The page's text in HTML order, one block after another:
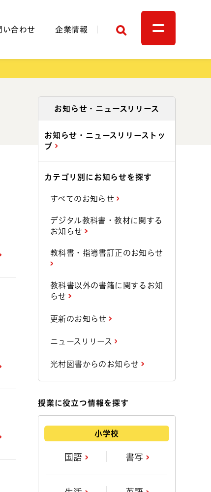
合わせ 企業情報 検索
お知らせ・ニュースリリース
お知らせ・ニュースリリーストッ
プ
カテゴリ別にお知らせを探す
すべてのお知らせ
デジタル教科書・教材に関する
お知らせ
教科書・指導書訂正のお知らせ
教科書以外の書籍に関するお知
らせ
更新のお知らせ
ニュースリリース
光村図書からのお知らせ
授業に役立つ情報を探す
小学校
国語 書写